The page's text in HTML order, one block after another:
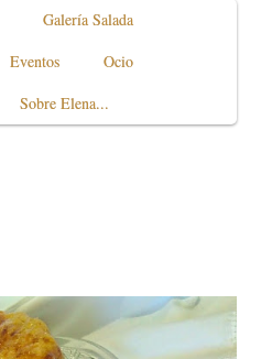
Galería Salada
Eventos
Ocio
Sobre Elena...